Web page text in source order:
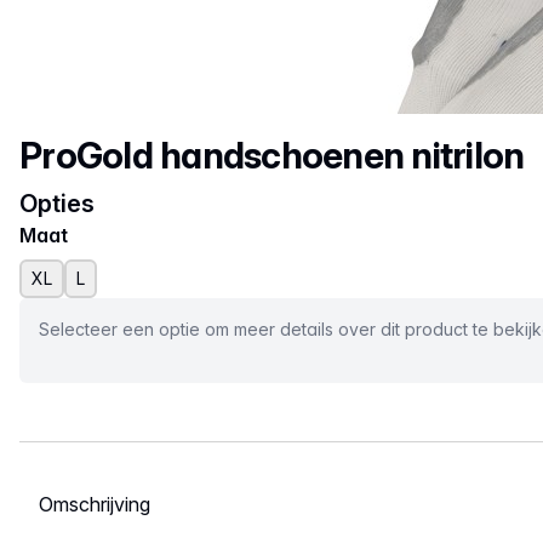
Productnaam
ProGold handschoenen nitrilon
Opties
Maat
XL L
Selecteer een optie om meer details over dit product te
Selecteer een tabblad